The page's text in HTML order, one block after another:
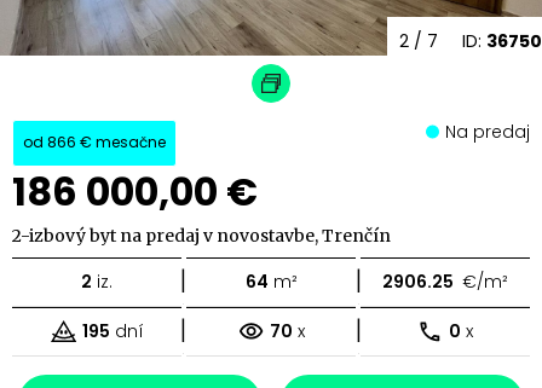
ID: 36750
2 / 7
od 866 € mesačne
186 000,00 €
Na predaj
2-izbový byt na predaj v novostavbe, Trenčín
2 iz. | 64 m² | 2906.25 €/m²
195 dní | 70 x | 0 x